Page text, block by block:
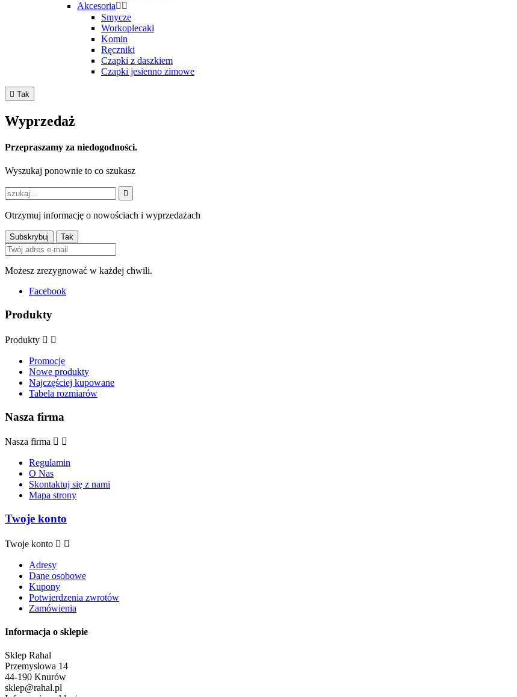
Akcesoria 
Smycze
Workoplecaki
Komin
Ręczniki
Czapki z daszkiem
Czapki jesienno zimowe
 Tak
Wyprzedaż
Przepraszamy za niedogodności.
Wyszukaj ponownie to co szukasz

Otrzymuj informację o nowościach i wyprzedażach
Możesz zrezygnować w każdej chwili.
Facebook
Produkty
Produkty  
Promocje
Nowe produkty
Najczęściej kupowane
Tabela rozmiarów
Nasza firma
Nasza firma  
Regulamin
O Nas
Skontaktuj się z nami
Mapa strony
Twoje konto
Twoje konto  
Adresy
Dane osobowe
Kupony
Potwierdzenia zwrotów
Zamówienia
Informacja o sklepie
Sklep Rahal
Przemysłowa 14
44-190 Knurów
sklep@rahal.pl